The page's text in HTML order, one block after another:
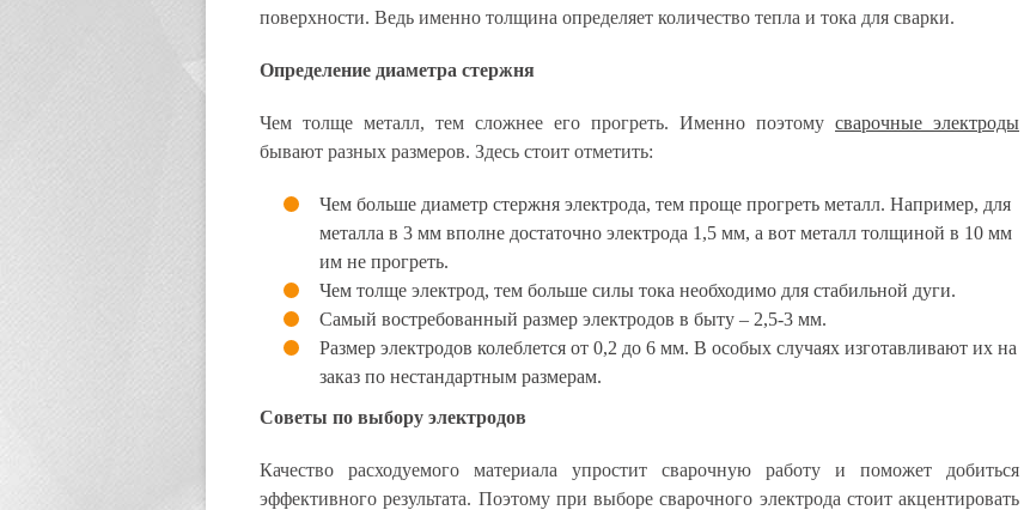
поверхности. Ведь именно толщина определяет количество тепла и тока для сварки.
Определение диаметра стержня
Чем толще металл, тем сложнее его прогреть. Именно поэтому сварочные электроды
бывают разных размеров. Здесь стоит отметить:
Чем больше диаметр стержня электрода, тем проще прогреть металл. Например, для
металла в 3 мм вполне достаточно электрода 1,5 мм, а вот металл толщиной в 10 мм
им не прогреть.
Чем толще электрод, тем больше силы тока необходимо для стабильной дуги.
Самый востребованный размер электродов в быту – 2,5-3 мм.
Размер электродов колеблется от 0,2 до 6 мм. В особых случаях изготавливают их на
заказ по нестандартным размерам.
Советы по выбору электродов
Качество расходуемого материала упростит сварочную работу и поможет добиться
эффективного результата. Поэтому при выборе сварочного электрода стоит акцентировать